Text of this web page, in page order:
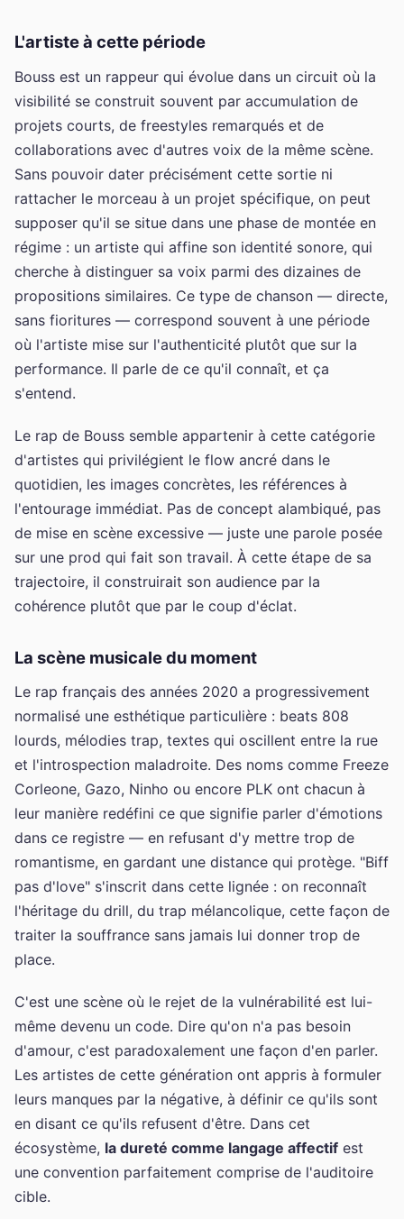
L'artiste à cette période
Bouss est un rappeur qui évolue dans un circuit où la
visibilité se construit souvent par accumulation de
projets courts, de freestyles remarqués et de
collaborations avec d'autres voix de la même scène.
Sans pouvoir dater précisément cette sortie ni
rattacher le morceau à un projet spécifique, on peut
supposer qu'il se situe dans une phase de montée en
régime : un artiste qui affine son identité sonore, qui
cherche à distinguer sa voix parmi des dizaines de
propositions similaires. Ce type de chanson — directe,
sans fioritures — correspond souvent à une période
où l'artiste mise sur l'authenticité plutôt que sur la
performance. Il parle de ce qu'il connaît, et ça
s'entend.
Le rap de Bouss semble appartenir à cette catégorie
d'artistes qui privilégient le flow ancré dans le
quotidien, les images concrètes, les références à
l'entourage immédiat. Pas de concept alambiqué, pas
de mise en scène excessive — juste une parole posée
sur une prod qui fait son travail. À cette étape de sa
trajectoire, il construirait son audience par la
cohérence plutôt que par le coup d'éclat.
La scène musicale du moment
Le rap français des années 2020 a progressivement
normalisé une esthétique particulière : beats 808
lourds, mélodies trap, textes qui oscillent entre la rue
et l'introspection maladroite. Des noms comme Freeze
Corleone, Gazo, Ninho ou encore PLK ont chacun à
leur manière redéfini ce que signifie parler d'émotions
dans ce registre — en refusant d'y mettre trop de
romantisme, en gardant une distance qui protège. "Biff
pas d'love" s'inscrit dans cette lignée : on reconnaît
l'héritage du drill, du trap mélancolique, cette façon de
traiter la souffrance sans jamais lui donner trop de
place.
C'est une scène où le rejet de la vulnérabilité est lui-
même devenu un code. Dire qu'on n'a pas besoin
d'amour, c'est paradoxalement une façon d'en parler.
Les artistes de cette génération ont appris à formuler
leurs manques par la négative, à définir ce qu'ils sont
en disant ce qu'ils refusent d'être. Dans cet
écosystème, la dureté comme langage affectif est
une convention parfaitement comprise de l'auditoire
cible.